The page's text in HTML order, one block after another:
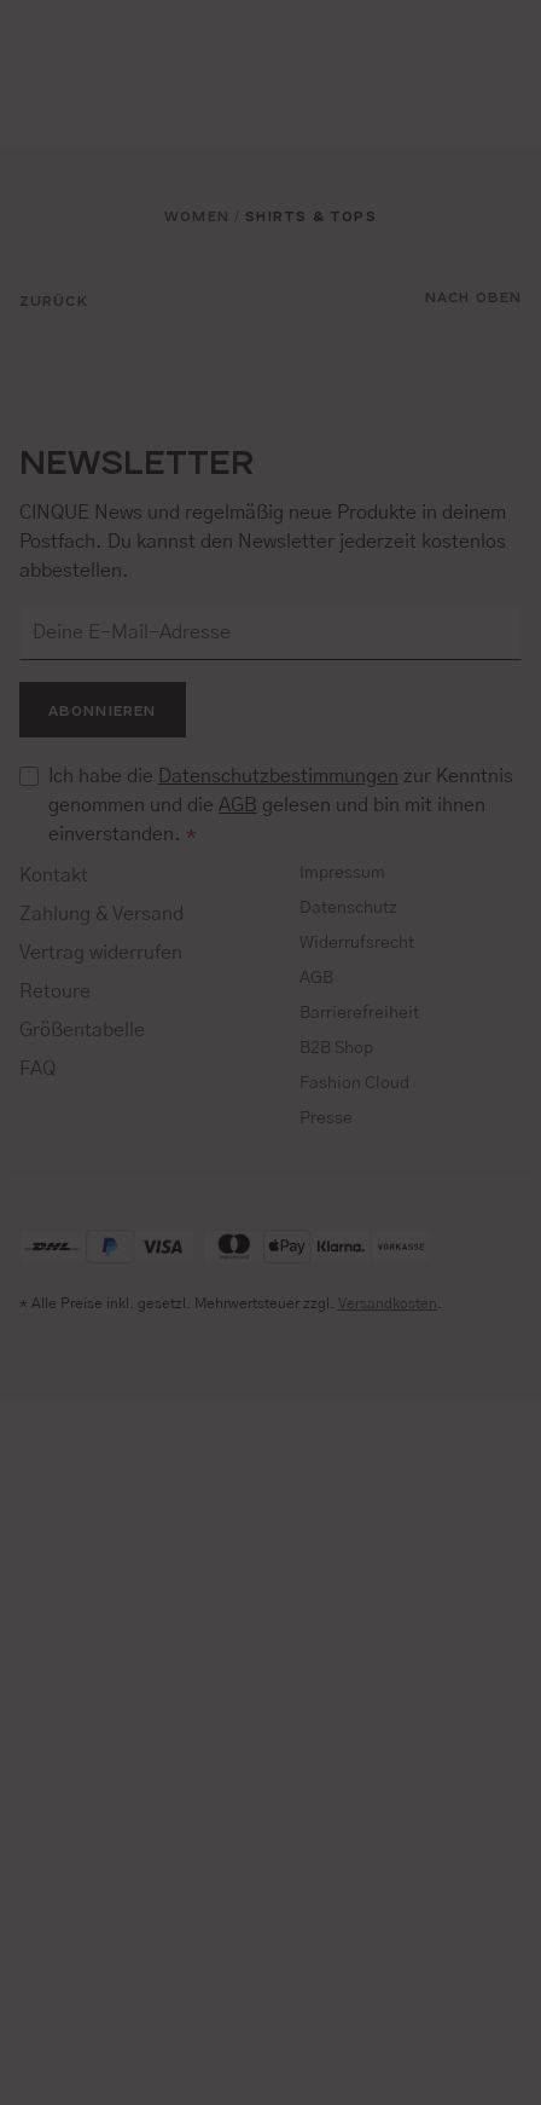
ZURÜCK
WOMEN SHIRTS & TOPS
NACH OBEN
NEWSLETTER
CINQUE News und regelmäßig neue Produkte in deinem
Postfach. Du kannst den Newsletter jederzeit kostenlos
abbestellen.
ABONNIEREN
Ich habe die Datenschutzbestimmungen zur Kenntnis
genommen und die AGB gelesen und bin mit ihnen
einverstanden. *
Kontakt
Zahlung & Versand
Vertrag widerrufen
Retoure
Größentabelle
FAQ
Impressum
Datenschutz
Widerrufsrecht
AGB
Barrierefreiheit
B2B Shop
Fashion Cloud
Presse
* Alle Preise inkl. gesetzl. Mehrwertsteuer zzgl. Versandkosten